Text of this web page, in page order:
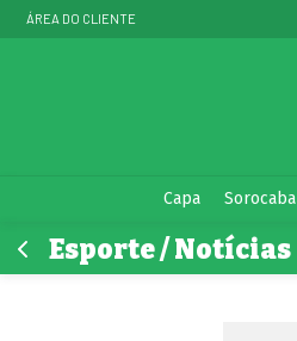
ÁREA DO CLIENTE
Capa Sorocaba
Esporte / Notícias